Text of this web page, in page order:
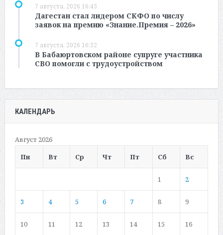
7 августа, 2026 16:43
Дагестан стал лидером СКФО по числу
заявок на премию «Знание.Премия – 2026»
7 августа, 2026 16:32
В Бабаюртовском районе супруге участника
СВО помогли с трудоустройством
КАЛЕНДАРЬ
Август 2026
Пн
Вт Ср Чт Пт Сб Вс
1 2
3 4 5 6 7 8 9
10 11 12 13 14 15 16